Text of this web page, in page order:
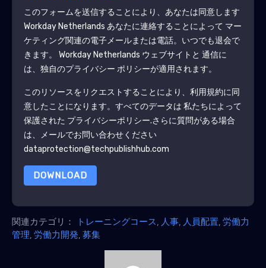
このフォームを送信することにより、あなたは同意します
Workday Netherlands あなたに連絡することによって マー
ケティング関連の電子メールまたは電話。いつでも退会で
きます。 Workday Netherlands ウェブサイトと 通信に
は、独自のプライバシー ポリシーが適用されます。
このリソースをリクエストすることにより、利用規約に同
意したことになります。すべてのデータは 私たちによって
保護された プライバシーポリシー.さらに質問がある場合
は、メールでお問い合わせください
dataprotection@techpublishhub.com
DOWNLOAD
関連カテゴリ： トレーニングコース 人事 人員配置 労働力
管理 労働力開発 募集